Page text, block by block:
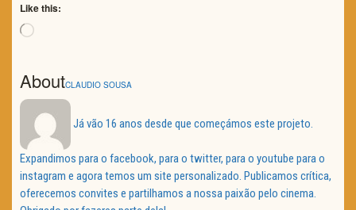
Like this:
Loading…
AboutCLAUDIO SOUSA
Já vão 16 anos desde que começámos este projeto.
Expandimos para o facebook, para o twitter, para o youtube para o
instagram e agora temos um site personalizado. Publicamos crítica,
oferecemos convites e partilhamos a nossa paixão pelo cinema.